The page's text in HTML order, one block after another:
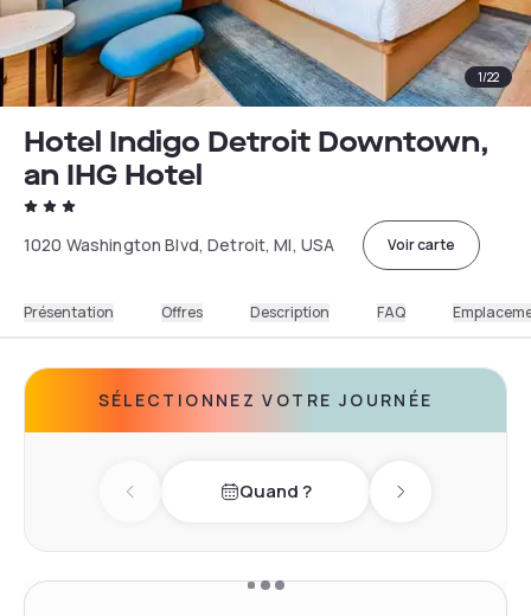
1/22
Hotel Indigo Detroit Downtown,
an IHG Hotel
1020 Washington Blvd, Detroit, MI, USA Voir carte
Présentation Offres Description FAQ
SÉLECTIONNEZ VOTRE JOURNÉE
Previous dayQuand ? Next day